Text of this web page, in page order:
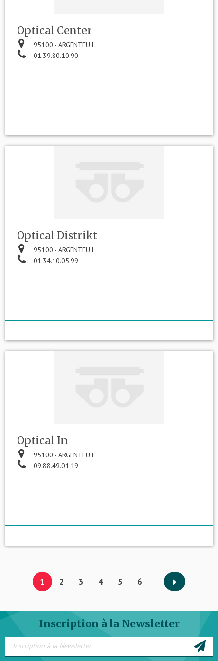
Optical Center
95100 - ARGENTEUIL
01.39.80.10.90
Optical Distrikt
95100 - ARGENTEUIL
01.34.10.05.99
Optical In
95100 - ARGENTEUIL
09.88.49.01.19
1 2 3 4 5 6
Inscription à la Newsletter